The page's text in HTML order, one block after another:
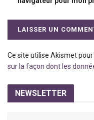
Ce site utilise Akismet
sur la façon dont les
NEWSLETTER